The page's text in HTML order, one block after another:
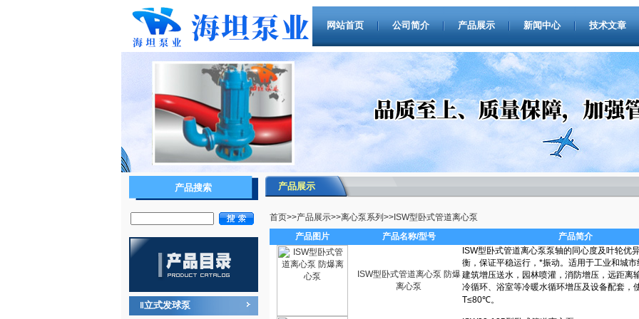
网站首页 公司简介 产品展示 新闻中心 技术文章
产品搜索
立式发球泵
产品展示
首页>>产品展示>>离心泵系列 >> ISW型卧式管道离心泵
产品图片
产品名称/型号 产品简介
ISW型卧式管道离心泵 防爆
离心泵